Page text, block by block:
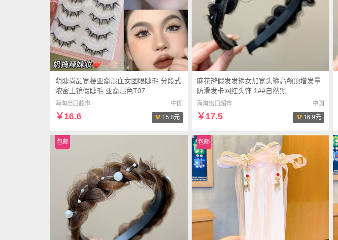
萌睫尚品宽梗亚裔混血女团眼睫毛 分段式
浓密上镜假睫毛 亚裔混色T07
海淘出口超市 中国
￥16.6 15.8元
麻花辫假发发箍女加宽头箍高颅顶增发量
防滑发卡网红头饰 1##自然黑
海淘出口超市 中国
￥17.5 16.9元
包邮 包邮